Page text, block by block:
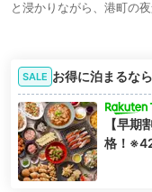
と浸かりながら、港町の
SALE お得に泊まるな
【早
格！